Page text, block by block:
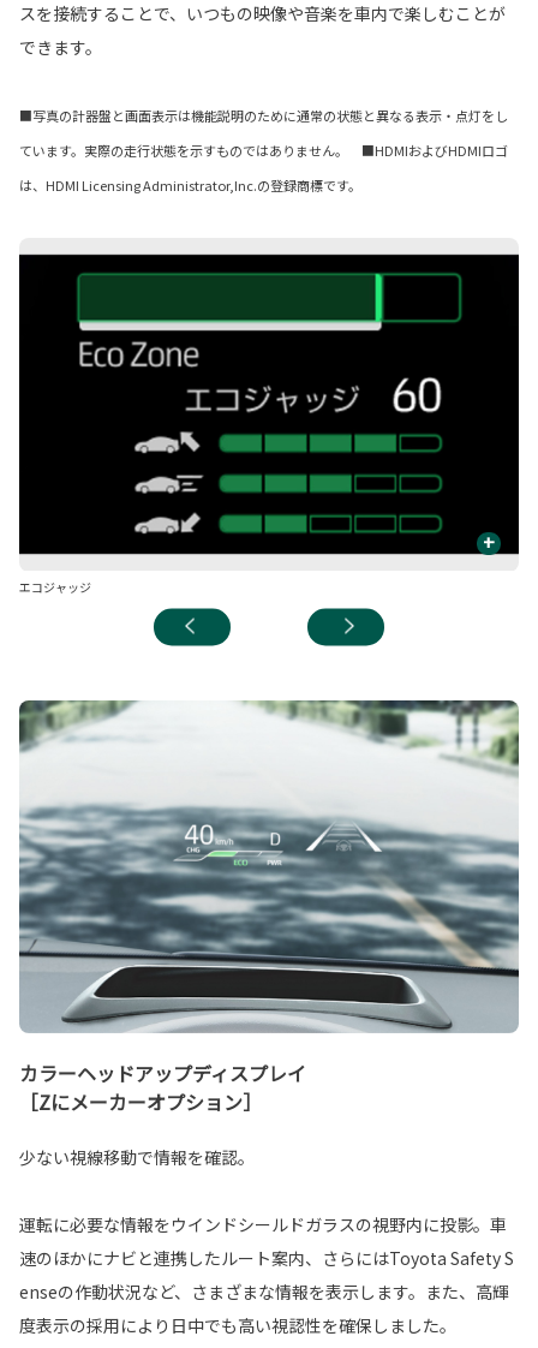
スを接続することで、いつもの映像や音楽を車内で楽しむことが
できます。
■写真の計器盤と画面表示は機能説明のために通常の状態と異なる表示・点灯をし
ています。実際の走行状態を示すものではありません。 ■HDMIおよびHDMIロゴ
は、HDMI Licensing Administrator,Inc.の登録商標です。
+
エコジャッジ
カラーヘッドアップディスプレイ
［Zにメーカーオプション］
少ない視線移動で情報を確認。
運転に必要な情報をウインドシールドガラスの視野内に投影。車
速のほかにナビと連携したルート案内、さらにはToyota Safety S
enseの作動状況など、さまざまな情報を表示します。また、高輝
度表示の採用により日中でも高い視認性を確保しました。